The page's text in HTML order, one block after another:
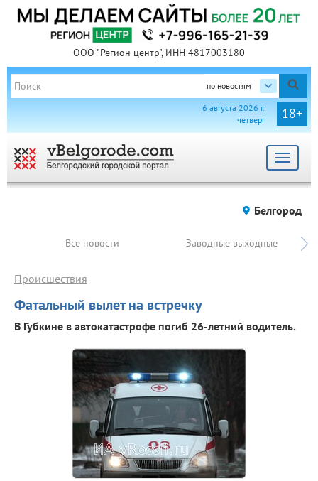
ООО "Регион центр", ИНН 4817003180
по новостям
18+
6 августа 2026 г.
четверг
Toggle
Белгород
Все новости Заводные выходные
Фатальный вылет на встречку
Происшествия
В Губкине в автокатастрофе погиб 26-летний водитель.